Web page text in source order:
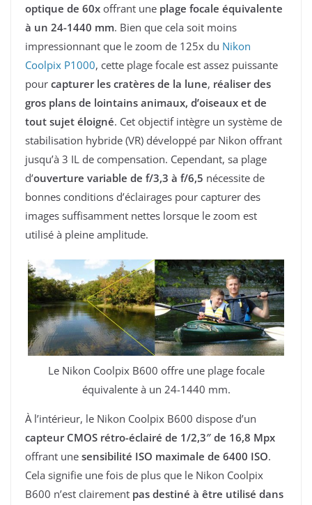
optique de 60x offrant une plage focale équivalente
à un 24-1440 mm. Bien que cela soit moins
impressionnant que le zoom de 125x du Nikon
Coolpix P1000, cette plage focale est assez puissante
pour capturer les cratères de la lune, réaliser des
gros plans de lointains animaux, d’oiseaux et de
tout sujet éloigné. Cet objectif intègre un système de
stabilisation hybride (VR) développé par Nikon offrant
jusqu’à 3 IL de compensation. Cependant, sa plage
d’ouverture variable de f/3,3 à f/6,5 nécessite de
bonnes conditions d’éclairages pour capturer des
images suffisamment nettes lorsque le zoom est
utilisé à pleine amplitude.
Le Nikon Coolpix B600 offre une plage focale
équivalente à un 24-1440 mm.
À l’intérieur, le Nikon Coolpix B600 dispose d’un
capteur CMOS rétro-éclairé de 1/2,3″ de 16,8 Mpx
offrant une sensibilité ISO maximale de 6400 ISO.
Cela signifie une fois de plus que le Nikon Coolpix
B600 n’est clairement pas destiné à être utilisé dans